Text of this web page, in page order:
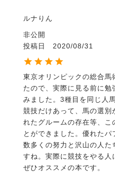
とより、上手な選手や馬術
気になる疑問点を解決して
もちろん、クロスカントリ
説明しています。
学的なトレーニングがもた
馬術の展望についても触れ
・著者 パトリック・ガルウ
・サイズ：B5判
・出版社 恒星社厚生閣
・ページ数 256ページ
・出版日 2011年9月
ルナりん
非公開
投稿日
2020/08/31
東京オリンピックの総合馬
たので、実際に見る前に
みました。3種目を同じ人
競技だけあって、馬の選別
れたグルームの存在等、こ
とができました。優れたパ
数多くの努力と沢山の人た
すね。実際に競技をやる人
ぜひオススメの本です。